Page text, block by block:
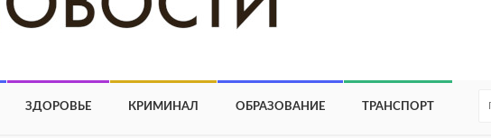
ЗДОРОВЬЕ КРИМИНАЛ ОБРАЗОВАНИЕ ТРАНСПОРТ